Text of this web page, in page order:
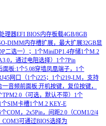
理器EFI BIOS内存板载4GB/8GB
DIMM内存槽扩展，最大扩展32GB显
二选一）；1个MiniDP1.4存储1个M.2
，通过电阻选择）1个7Pin
面板:1个5.08穿墙凤凰端子，1个
网口（1个i225；1个i219-LM，支持
音频前面板:开机按键，复位按键，
（可选，默认不带）1个
SIM卡槽1个M.2 KEY-E
COM，2x5Pin，间距2.0（COM1/2/4
COM3可通过BIOS选择为